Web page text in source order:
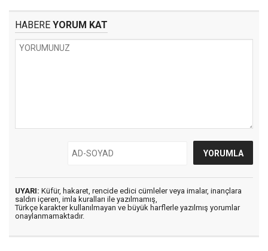
HABERE YORUM KAT
UYARI: Küfür, hakaret, rencide edici cümleler veya imalar, inançlara
saldırı içeren, imla kuralları ile yazılmamış,
Türkçe karakter kullanılmayan ve büyük harflerle yazılmış yorumlar
onaylanmamaktadır.